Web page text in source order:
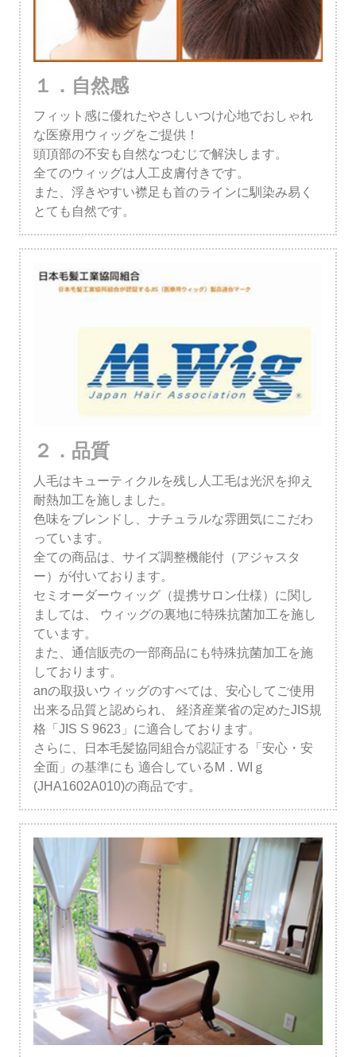
１．自然感
フィット感に優れたやさしいつけ心地でおしゃれ
な医療用ウィッグをご提供！
頭頂部の不安も自然なつむじで解決します。
全てのウィッグは人工皮膚付きです。
また、浮きやすい襟足も首のラインに馴染み易く
とても自然です。
２．品質
人毛はキューティクルを残し人工毛は光沢を抑え
耐熱加工を施しました。
色味をブレンドし、ナチュラルな雰囲気にこだわ
っています。
全ての商品は、サイズ調整機能付（アジャスタ
ー）が付いております。
セミオーダーウィッグ（提携サロン仕様）に関し
ましては、
ウィッグの裏地に特殊抗菌加工を施し
ています。
また、通信販売の一部商品にも特殊抗菌加工を施
しております。
anの取扱いウィッグのすべては、安心してご使用
出来る品質と認められ、
経済産業省の定めたJIS規
格「JIS S 9623」に適合しております。
さらに、日本毛髪協同組合が認証する「安心・安
全面」の基準にも 適合しているM．WIｇ
(JHA1602A010)の商品です。